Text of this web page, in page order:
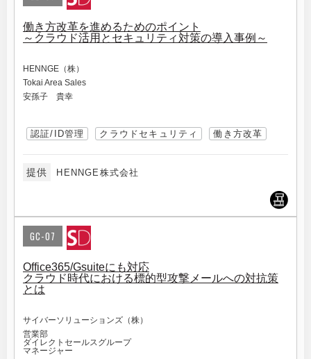
働き方改革を進めるためのポイント
～クラウド活用とセキュリティ対策の導入事例～
HENNGE（株）
Tokai Area Sales
安孫子 貴幸
認証/ID管理 クラウドセキュリティ 働き方改革
提供 HENNGE株式会社
GC-07
Office365/Gsuiteにも対応
クラウド時代における標的型攻撃メールへの対抗策
とは
サイバーソリューションズ（株）
営業部
ダイレクトセールスグループ
マネージャー